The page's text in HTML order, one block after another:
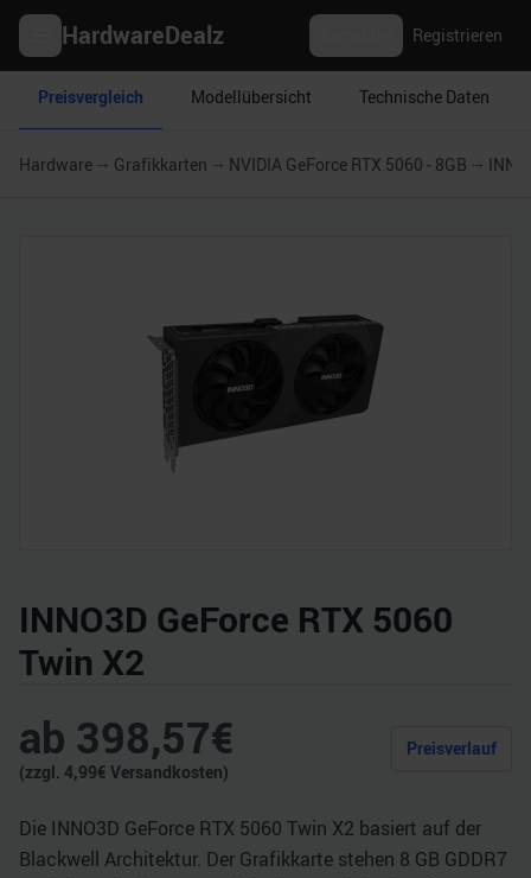
HardwareDealz Registrieren
Preisvergleich Modellübersicht Technische Daten
Hardware Grafikkarten NVIDIA GeForce RTX 5060 - 8GB
INNO3D GeForce RTX 5060
Twin X2
ab 398,57€
(zzgl. 4,99€ Versandkosten)
Preisverlauf
Die INNO3D GeForce RTX 5060 Twin X2 basiert auf der
Blackwell Architektur. Der Grafikkarte stehen 8 GB GDDR7